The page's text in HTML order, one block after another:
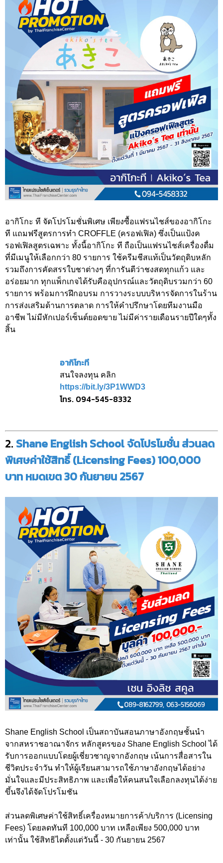
อากิโกะ ที จัดโปรโมชั่นพิเศษ เพียงซื้อแฟรนไชส์ของอากิโกะ
ที แถมฟรีสูตรการทำ CROFFLE (ครอฟเฟิล) ซึ่งเป็นแป้งค
รอฟเฟิลสูตรเฉพาะ ทั้งนี้อากิโกะ ที ถือเป็นแฟรนไชส์เครื่องดื่ม
ที่มีเมนูให้เลือกกว่า 80 รายการ ใช้ครีมชีสแท้เป็นวัตถุดิบหลัก
รวมถึงการคัดสรรใบชาต่างๆ ที่การันตีว่าชงสดทุกแก้ว และ
อร่อยมาก ทุกแพ็กเกจได้รับคืออุปกรณ์และวัตถุดิบรวมกว่า 60
รายการ พร้อมการฝึกอบรม การวางระบบบริหารจัดการในร้าน
การส่งเสริมด้านการตลาด การให้คำปรึกษาโดยทีมงานมือ
อาชีพ ไม่มีหักเปอร์เซ็นต์ยอดขาย ไม่มีค่ารายเดือนรายปีใดๆทั้ง
สิ้น
อากิโกะที
สนใจลงทุน คลิก
https://bit.ly/3P1WWD3
โทร. 094-545-8332
2. Shane English School จัดโปรโมชั่น ส่วนลด
พิเศษค่าใช้สิทธิ์ (Licensing Fees) 100,000
บาท หมดเขต 30 กันยายน 2567
Shane English School เป็นสถาบันสอนภาษาอังกฤษชั้นนำ
จากสหราชอาณาจักร หลักสูตรของ Shane English School ได้
รับการออกแบบโดยผู้เชี่ยวชาญจากอังกฤษ เน้นการสื่อสารใน
ชีวิตประจำวัน ทำให้ผู้เรียนสามารถใช้ภาษาอังกฤษได้อย่าง
มั่นใจและมีประสิทธิภาพ และเพื่อให้คนสนใจเลือกลงทุนได้ง่าย
ขึ้นจึงได้จัดโปรโมชัน
ส่วนลดพิเศษค่าใช้สิทธิ์เครื่องหมายการค้า/บริการ (Licensing
Fees) โดยลดทันที 100,000 บาท เหลือเพียง 500,000 บาท
เท่านั้น ใช้สิทธิไดตั้งแต่วันนี้ - 30 กันยายน 2567